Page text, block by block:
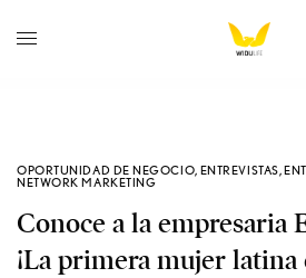
OPORTUNIDAD DE NEGOCIO, ENTREVISTAS,
NETWORK MARKETING
Conoce a la empresaria
¡La primera mujer